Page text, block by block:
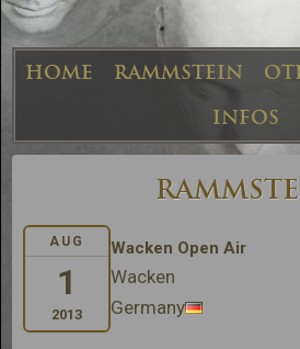
HOME RAMMSTEIN
INFOS
AUG
1
2013
Wacken Open Air
Wacken
Germany